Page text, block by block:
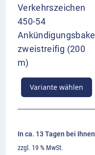
Verkehrszeichen
450-54
Ankündigungsbake
zweistreifig (200
m)
Variante wählen
In ca. 13 Tagen bei Ihnen
zzgl. 19 % MwSt.